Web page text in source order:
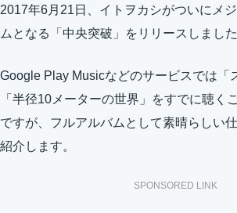
2017年6月21日
、イトヲカシがついにメ
ムとなる「中央突破」をリリースしました
Google Play Musicなどのサービスでは「
「半径10メーターの世界」をすでに聴く
ですが、フルアルバムとして素晴らしい
紹介します。
SPONSORED LINK